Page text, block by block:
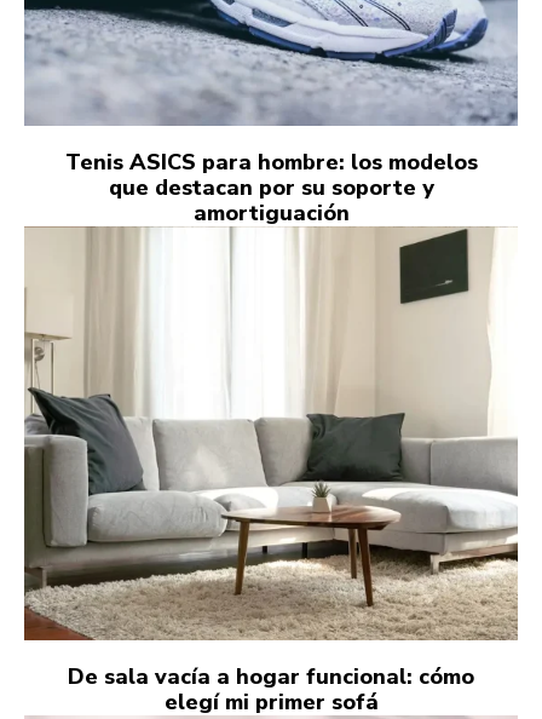
Tenis ASICS para hombre: los modelos
que destacan por su soporte y
amortiguación
De sala vacía a hogar funcional: cómo
elegí mi primer sofá